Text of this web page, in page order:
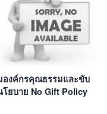
องค์กรคุณธรรมและขับ
โยบาย No Gift Policy